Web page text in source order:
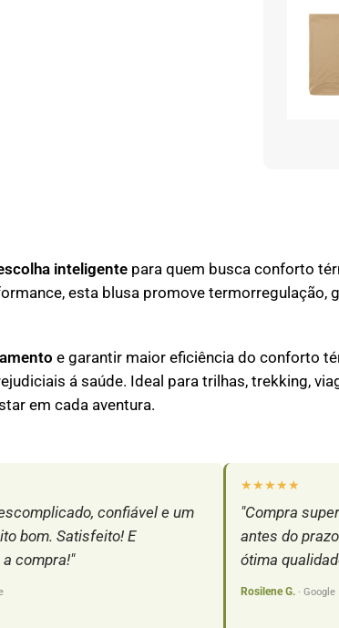
inteligentepara quem busca conforto
esta blusa promove termorregulação,
e garantir maior eficiência do conforto
á saúde. Ideal para trilhas, trekking,
em cada aventura.
confiável e um
bom. Satisfeito! E
compra!"
★★★★★
"Compra
antes do
ótima
Rosilene G. · Google